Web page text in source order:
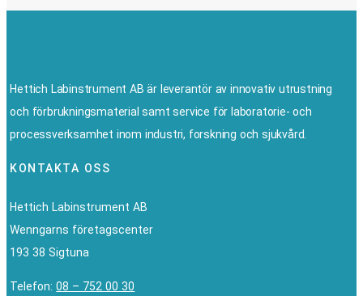
Hettich Labinstrument AB är leverantör av innovativ utrustning
och förbrukningsmaterial samt service för laboratorie- och
processverksamhet inom industri, forskning och sjukvård.
KONTAKTA OSS
Hettich Labinstrument AB
Wenngarns företagscenter
193 38 Sigtuna
Telefon:08 – 752 00 30